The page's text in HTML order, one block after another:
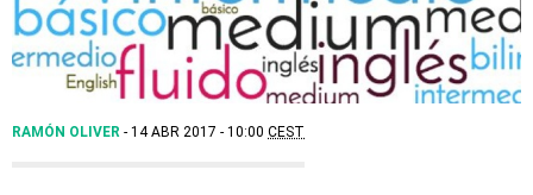
RAMÓN OLIVER 14 ABR 2017 - 10:00 CEST